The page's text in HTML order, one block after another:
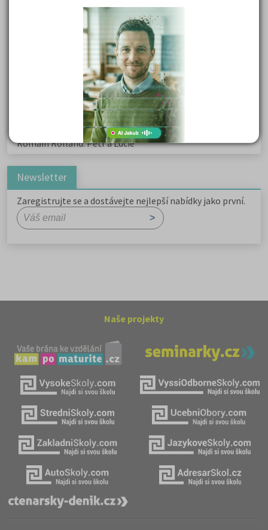
Kritika hry M. L. King v Salesiánském divadle
Důležité reakce organických sloučenin a jejich význam
Zákonitosti v elektronové struktuře
Základní charakteristiky obyvatelstva a geografie sídel
Karel Hynek Mácha: Máj
Karel Havlíček Borovský: Tyrolské elegie
Romain Rolland: Petr a Lucie
Newsletter
Zaregistrujte se a dostávejte nejlepší nabídky jako první.
Naše projekty